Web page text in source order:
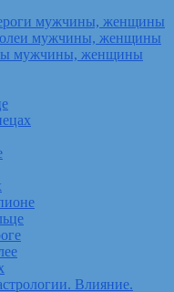
мужчины, женщины
мужчины, женщины
мужчины, женщины
Влияние.